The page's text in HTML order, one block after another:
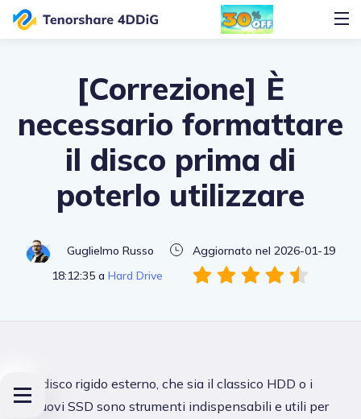
[Correzione] È
necessario formattare
il disco prima di
poterlo utilizzare
Guglielmo Russo
Aggiornato nel 2026-01-19
18:12:35 a Hard Drive
Il disco rigido esterno, che sia il classico HDD o i
nuovi SSD sono strumenti indispensabili e utili per